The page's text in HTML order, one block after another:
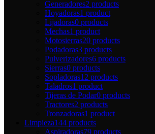
Generadores2 products
Hoyadoras1 product
Lijadoras0 products
Mechas1 product
Motosierras20 products
Podadoras3 products
Pulverizadores6 products
Sierras0 products
Sopladoras12 products
Taladros1 product
Tijeras de Podar0 products
Tractores2 products
Tronzadoras1 product
Limpieza144 products
Aspiradoras79 products